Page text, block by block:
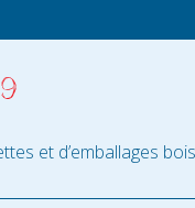
et d’emballages bois